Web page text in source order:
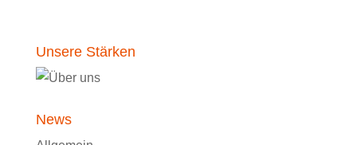
Unsere Stärken
News